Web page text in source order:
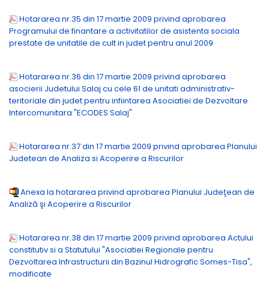
Hotararea nr.35 din 17 martie 2009 privind aprobarea
Programului de finantare a activitatilor de asistenta sociala
prestate de unitatile de cult in judet pentru anul 2009
Hotararea nr.36 din 17 martie 2009 privind aprobarea
asocierii Judetului Salaj cu cele 61 de unitati administrativ-
teritoriale din judet pentru infiintarea Asociatiei de Dezvoltare
Intercomunitara "ECODES Salaj"
Hotararea nr.37 din 17 martie 2009 privind aprobarea Planului
Judetean de Analiza si Acoperire a Riscurilor
Anexa la hotararea privind aprobarea Planului Judeţean de
Analiză şi Acoperire a Riscurilor
Hotararea nr.38 din 17 martie 2009 privind aprobarea Actului
constitutiv si a Statutului "Asociatiei Regionale pentru
Dezvoltarea Infrastructurii din Bazinul Hidrografic Somes-Tisa",
modificate